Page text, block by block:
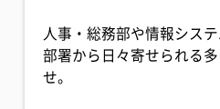
人事・総務部や情報シス
部署から日々寄せられる
せ。